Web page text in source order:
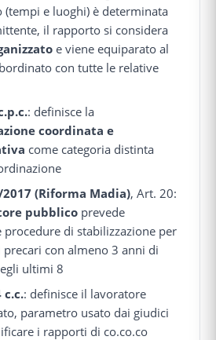
(tempi e luoghi) è determinata
il rapporto si considera
e viene equiparato al
con tutte le relative
: definisce la
coordinata e
come categoria distinta
2017 (Riforma Madia), Art. 20:
pubblico prevede
procedure di stabilizzazione per
con almeno 3 anni di
ultimi 8
c.c.: definisce il lavoratore
parametro usato dai giudici
i rapporti di co.co.co